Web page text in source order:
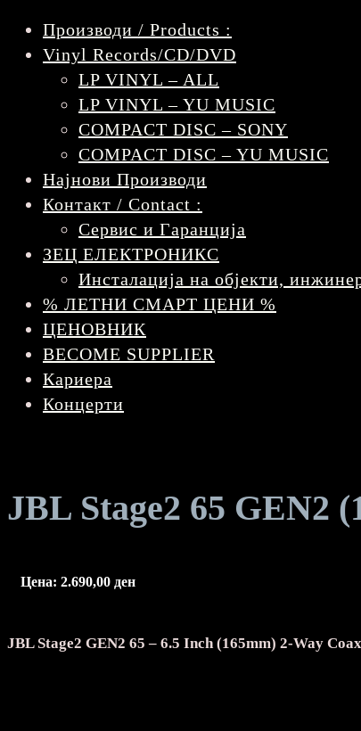
Производи / Products :
Vinyl Records/CD/DVD
LP VINYL – ALL
LP VINYL – YU MUSIC
COMPACT DISC – SONY
COMPACT DISC – YU MUSIC
Најнови Производи
Контакт / Contact :
Сервис и Гаранција
ЗЕЦ ЕЛЕКТРОНИКС
Инсталација на објекти,
% ЛЕТНИ СМАРТ ЦЕНИ %
ЦЕНОВНИК
BECOME SUPPLIER
Кариера
Концерти
JBL Stage2 65 GEN2
Цена: 2.690,00 ден
JBL Stage2 GEN2 65 – 6.5 Inch (165mm) 2-Way